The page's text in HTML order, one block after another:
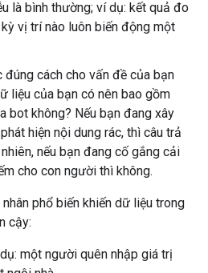
là bình thường; ví dụ: kết quả đo
vị trí nào luôn biến động một
cách cho vấn đề của bạn
liệu của bạn có nên bao gồm
bot không? Nếu bạn đang xây
hiện nội dung rác, thì câu trả
nếu bạn đang cố gắng cải
cho con người thì không.
phổ biến khiến dữ liệu trong
cậy:
một người quên nhập giá trị